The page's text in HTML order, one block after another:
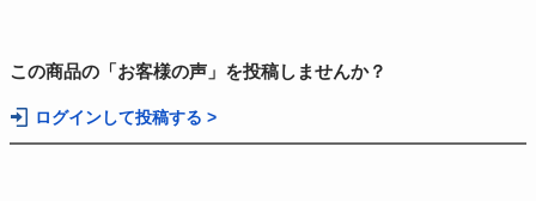
この商品の「お客様の声」を投稿しませんか？
ログインして投稿する >